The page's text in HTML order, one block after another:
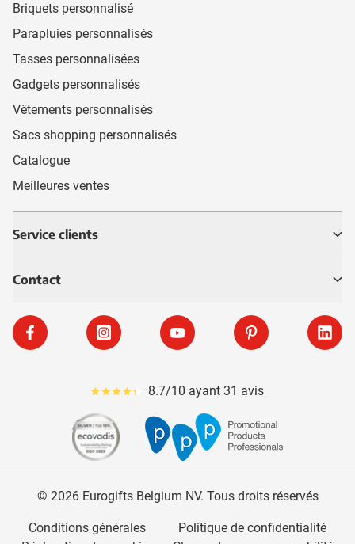
Briquets personnalisé
Parapluies personnalisés
Tasses personnalisées
Gadgets personnalisés
Vêtements personnalisés
Sacs shopping personnalisés
Catalogue
Meilleures ventes
Service clients
Contact
Facebook Instagram YouTube Pinterest
Le pourcentage moyen d'avis est de 87
8.7/10 ayant 31 avis
© 2026 Eurogifts Belgium NV. Tous droits réservés
Conditions générales
Politique de confidentialité